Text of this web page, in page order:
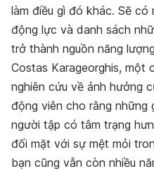
làm điều gì đó khác. Sẽ
động lực và danh sách
trở thành nguồn năng
Costas Karageorghis, một
nghiên cứu về ảnh hưởng
động viên cho rằng những
người tập có tâm trạng
đối mặt với sự mệt mỏi
bạn cũng vẫn còn nhiều